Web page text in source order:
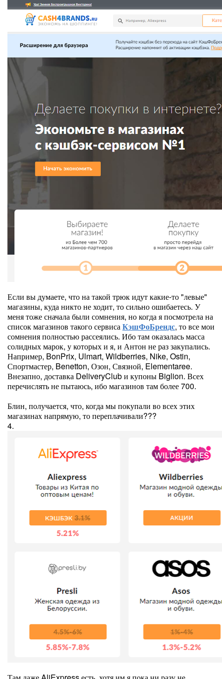
Если вы думаете, что на такой трюк идут какие-то "левые"
магазины, куда никто не ходит, то сильно ошибаетесь. У
меня тоже сначала были сомнения, но когда я посмотрела на
список магазинов такого сервисаКэшФоБрендс, то все мои
сомнения полностью рассеялись. Ибо там оказалась масса
солидных марок, у которых и я, и Антон не раз закупались.
Например, BonPrix, Ulmart, Wildberries, Nike, Ostin,
Спортмастер, Benetton, Озон, Связной, Elementaree.
Внезапно, доставка DeliveryClub и купоны Biglion. Всех
перечислять не пытаюсь, ибо магазинов там более 700.
Блин, получается, что, когда мы покупали во всех этих
магазинах напрямую, то переплачивали???
4.